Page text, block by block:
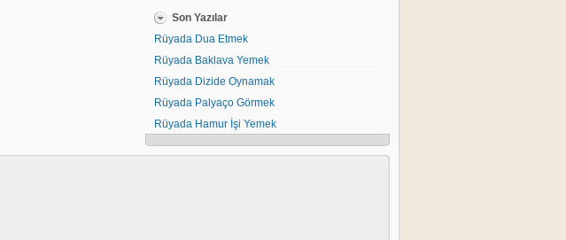
Son Yazılar
Rüyada Dua Etmek
Rüyada Baklava Yemek
Rüyada Dizide Oynamak
Rüyada Palyaço Görmek
Rüyada Hamur İşi Yemek